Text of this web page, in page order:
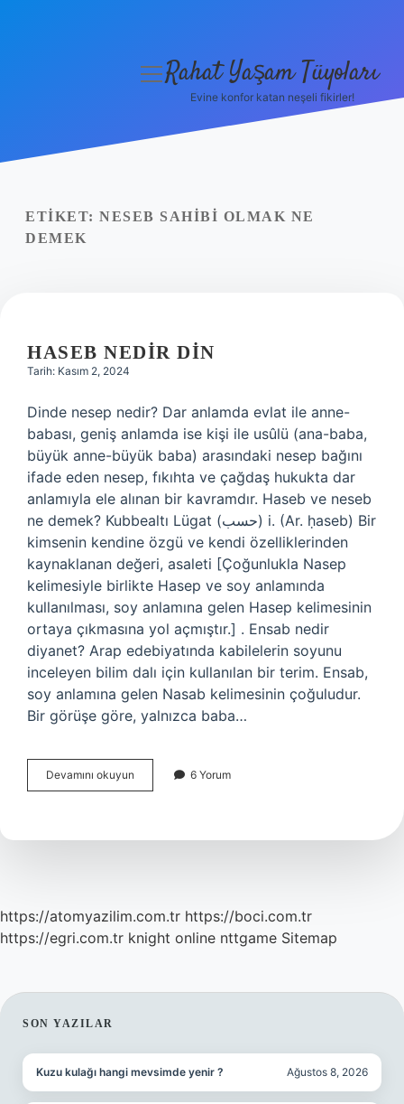
Yasal Uyarı
menüyü
Rahat Yaşam Tüyoları
Evine konfor katan neşeli fikirler!
ETIKET: NESEB SAHIBI OLMAK NE
DEMEK
HASEB NEDIR DIN
Tarih: Kasım 2, 2024
Dinde nesep nedir? Dar anlamda evlat ile anne-
babası, geniş anlamda ise kişi ile usûlü (ana-baba,
büyük anne-büyük baba) arasındaki nesep bağını
ifade eden nesep, fıkıhta ve çağdaş hukukta dar
anlamıyla ele alınan bir kavramdır. Haseb ve neseb
ne demek? Kubbealtı Lügat (ﺣﺴﺐ) i. (Ar. ḥaseb) Bir
kimsenin kendine özgü ve kendi özelliklerinden
kaynaklanan değeri, asaleti [Çoğunlukla Nasep
kelimesiyle birlikte Hasep ve soy anlamında
kullanılması, soy anlamına gelen Hasep kelimesinin
ortaya çıkmasına yol açmıştır.] . Ensab nedir
diyanet? Arap edebiyatında kabilelerin soyunu
inceleyen bilim dalı için kullanılan bir terim. Ensab,
soy anlamına gelen Nasab kelimesinin çoğuludur.
Bir görüşe göre, yalnızca baba…
Devamını okuyun
Nedir
6 Yorum
https://atomyazilim.com.tr https://boci.com.tr
https://egri.com.tr knight online nttgame Sitemap
SIDEBAR
SON YAZILAR
Kuzu kulağı hangi mevsimde yenir ? Ağustos 8, 2026